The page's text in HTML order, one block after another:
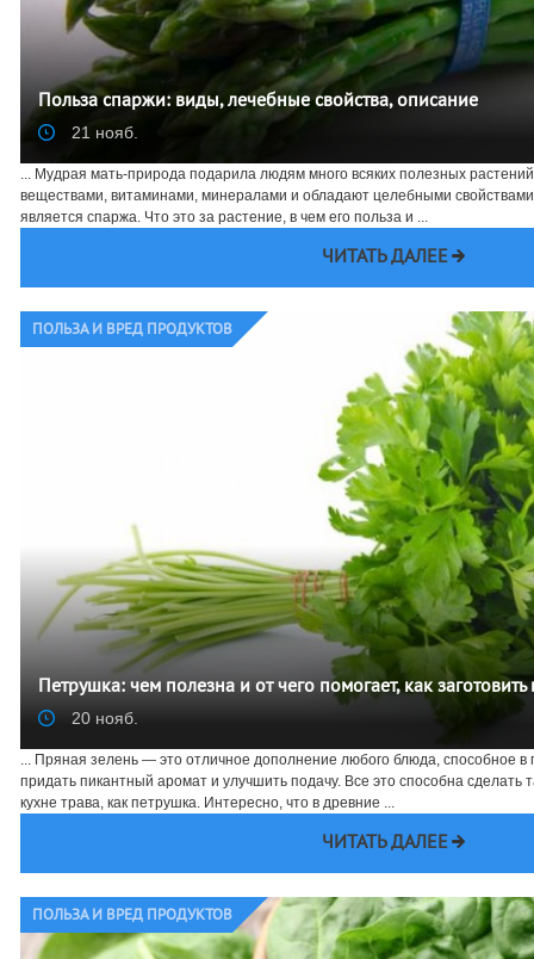
Польза спаржи: виды, лечебные свойства, описание
21 нояб.
... Мудрая мать-природа подарила людям много всяких полезных
веществами, витаминами, минералами и обладают целебными
является спаржа. Что это за растение, в чем его польза и ...
ЧИТАТЬ ДАЛЕЕ
ПОЛЬЗА И ВРЕД ПРОДУКТОВ
Петрушка: чем полезна и от чего помогает, как заготовить
20 нояб.
... Пряная зелень — это отличное дополнение любого блюда, способное в
придать пикантный аромат и улучшить подачу. Все это способна сделать
кухне трава, как петрушка. Интересно, что в древние ...
ЧИТАТЬ ДАЛЕЕ
ПОЛЬЗА И ВРЕД ПРОДУКТОВ